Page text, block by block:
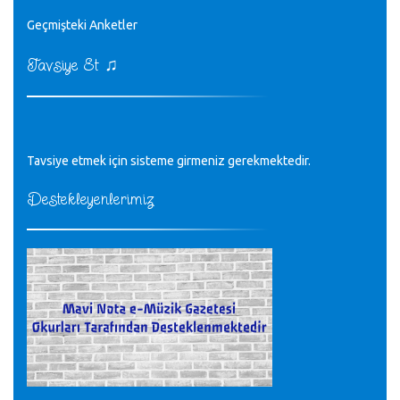
♪
sayın müfit bey bilgilerinizi kontrol edi 6440 sayılı cso
CÜNEYT BALKIZ - 15.11.2022
Geçmişteki Anketler
Tavsiye Et ♫
Tavsiye etmek için sisteme girmeniz gerekmektedir.
Destekleyenlerimiz